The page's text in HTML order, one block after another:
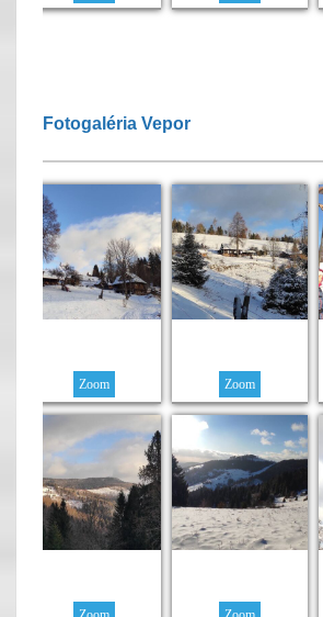
Fotogaléria Vepor
Zoom Zoom